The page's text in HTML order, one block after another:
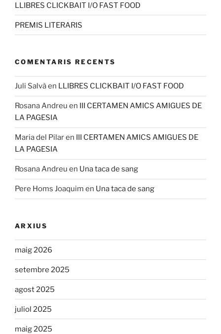
LLIBRES CLICKBAIT I/O FAST FOOD
PREMIS LITERARIS
COMENTARIS RECENTS
Juli Salvàen LLIBRES CLICKBAIT I/O FAST FOOD
Rosana Andreu en III CERTAMEN AMICS AMIGUES DE
LA PAGESIA
Maria del Pilaren III CERTAMEN AMICS AMIGUES DE
LA PAGESIA
Rosana Andreu en Una taca de sang
Pere Homs Joaquim en Una taca de sang
ARXIUS
maig 2026
setembre 2025
agost 2025
juliol 2025
maig 2025